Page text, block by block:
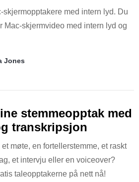
skjermopptakere med intern lyd. Du
Mac-skjermvideo med intern lyd og
Jones
stemmeopptak med
transkripsjon
møte, en fortellerstemme, et raskt
et intervju eller en voiceover?
taleopptakerne på nett nå!